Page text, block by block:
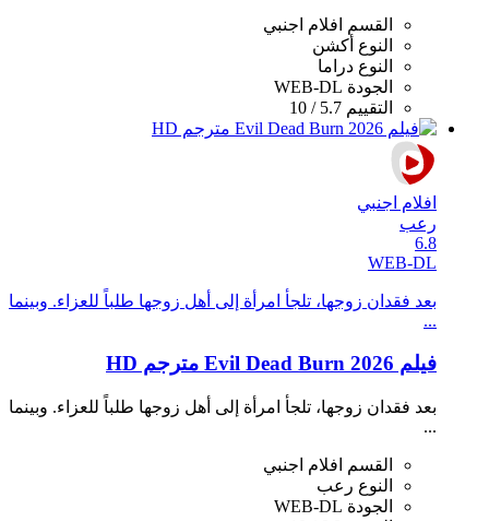
القسم
افلام اجنبي
النوع أكشن
النوع دراما
الجودة WEB-DL
التقييم 5.7 / 10
افلام اجنبي
رعب
6.8
WEB-DL
بعد فقدان زوجها، تلجأ امرأة إلى أهل زوجها طلباً للعزاء. وبينما
...
فيلم Evil Dead Burn 2026 مترجم HD
بعد فقدان زوجها، تلجأ امرأة إلى أهل زوجها طلباً للعزاء. وبينما
...
القسم
افلام اجنبي
النوع رعب
الجودة WEB-DL